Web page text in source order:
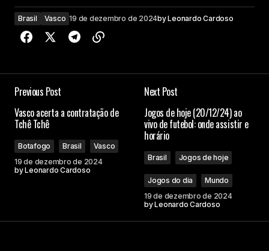
Brasil Vasco 19 de dezembro de 2024byLeonardo Cardoso
Previous Post
Vasco acerta a contratação de
Tchê Tchê
Botafogo Brasil
Vasco
19 de dezembro de 2024
byLeonardo Cardoso
Next Post
Jogos de hoje (20/12/24) ao
vivo de futebol: onde assistir e
horário
Brasil Jogos de hoje
Jogos do dia
Mundo
19 de dezembro de 2024
byLeonardo Cardoso